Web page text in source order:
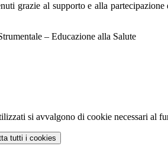
grazie al supporto e alla
– Educazione alla Salute
si avvalgono di cookie necessari al
tutti i cookies